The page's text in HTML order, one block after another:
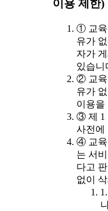
이용 제한)
① 교육
유가
자가
있습니
② 교육
유가
이용을
③ 제 1
사전에
④ 교육
는 서
다고
없이